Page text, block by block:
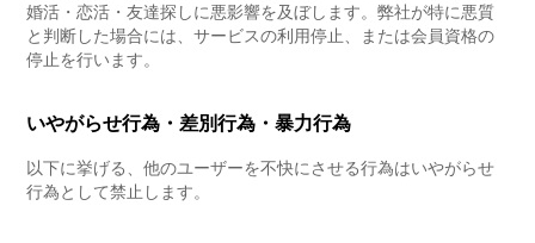
婚活・恋活・友達探しに悪影響を及ぼします。弊社が特に悪質
と判断した場合には、サービスの利用停止、または会員資格の
停止を行います。
いやがらせ行為・差別行為・暴力行為
以下に挙げる、他のユーザーを不快にさせる行為はいやがらせ
行為として禁止します。